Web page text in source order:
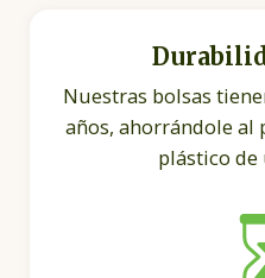
Nuestras bolsas
años, ahorrándole al
plástico de